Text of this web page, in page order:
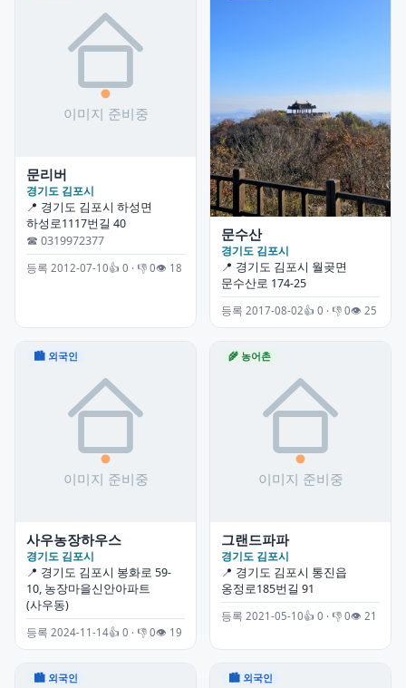
문리버
경기도 김포시
📍 경기도 김포시 하성면
하성로1117번길 40
☎ 0319972377
등록 2012-07-10👍 0 · 👎 0👁 18
문수산
경기도 김포시
📍 경기도 김포시 월곶면
문수산로 174-25
등록 2017-08-02👍 0 · 👎 0👁 25
🏙 외국인
사우농장하우스
경기도 김포시
📍 경기도 김포시 봉화로 59-
10, 농장마을신안아파트
(사우동)
등록 2024-11-14👍 0 · 👎 0👁 19
🌾 농어촌
그랜드파파
경기도 김포시
📍 경기도 김포시 통진읍
옹정로185번길 91
등록 2021-05-10👍 0 · 👎 0👁 21
🏙 외국인 🏙 외국인